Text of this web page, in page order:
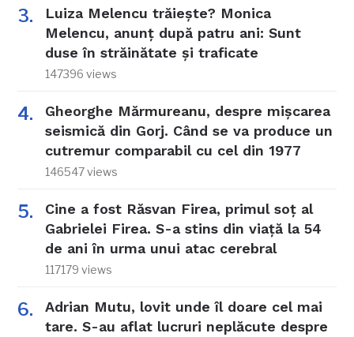
Luiza Melencu trăiește? Monica
Melencu, anunț după patru ani: Sunt
duse în străinătate și traficate
147396 views
Gheorghe Mărmureanu, despre mișcarea
seismică din Gorj. Când se va produce un
cutremur comparabil cu cel din 1977
146547 views
Cine a fost Răsvan Firea, primul soț al
Gabrielei Firea. S-a stins din viață la 54
de ani în urma unui atac cerebral
117179 views
Adrian Mutu, lovit unde îl doare cel mai
tare. S-au aflat lucruri neplăcute despre